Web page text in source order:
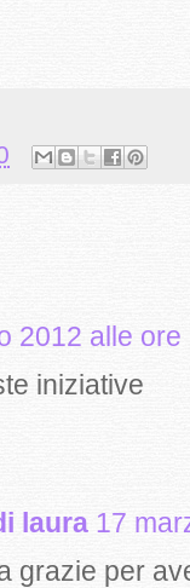
2012 alle ore
iniziative
laura 17
grazie per